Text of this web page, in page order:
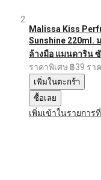
Malissa Kiss
Sunshine 220ml.
ล้างมือ แมนดาริน
ราคาพิเศษ ฿39 รา
เพิ่มในตะกร้า
ซื้อเลย
เพิ่มเข้าในรายการ